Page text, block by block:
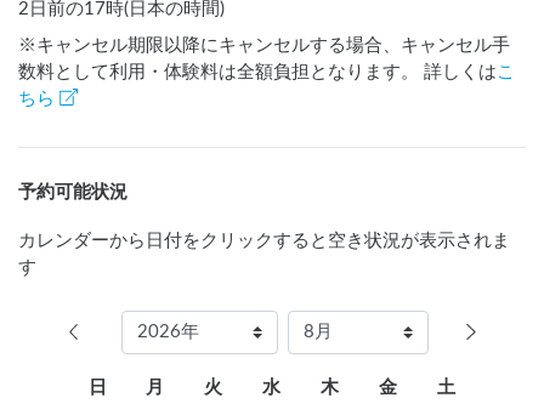
2日前の17時(日本の時間)
※キャンセル期限以降にキャンセルする場合、キャンセル手
数料として利用・体験料は全額負担となります。 詳しくは こ
ちら
予約可能状況
カレンダーから日付をクリックすると空き状況が表示されま
す
日 月 火 水 木 金 土